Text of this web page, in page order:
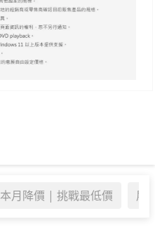
本月降價 | 挑戰最低價 展